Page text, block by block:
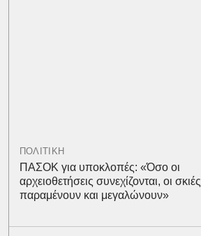
ΠΟΛΙΤΙΚΗ
ΠΑΣΟΚ για υποκλοπές: «Όσο οι
αρχειοθετήσεις συνεχίζονται, οι σκιές
παραμένουν και μεγαλώνουν»